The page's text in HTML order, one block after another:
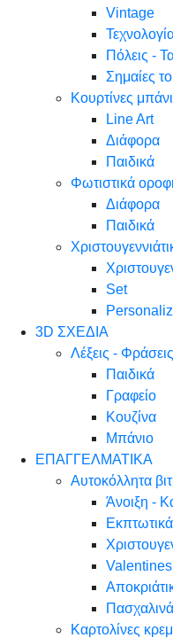
Vintage
Πόλεις -
Σημαίες
Κουρτίνες
Line Art
Διάφορα
Παιδικά
Φωτιστικά
Διάφορα
Παιδικά
Set
3D ΣΧΕΔΙΑ
Λέξεις - Φράσεις
Παιδικά
Γραφείο
Κουζίνα
Μπάνιο
ΕΠΑΓΓΕΛΜΑΤΙΚΑ
Αυτοκόλλητα
Άνοιξη -
Εκπτωτικά
Πασχαλινά
Καρτολίνες